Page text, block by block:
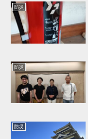
防災
防災
防災